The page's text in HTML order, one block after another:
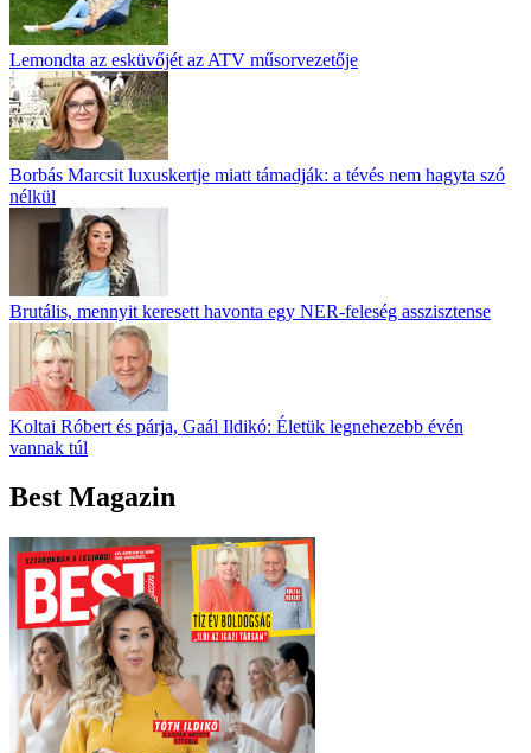
Lemondta az esküvőjét az ATV műsorvezetője
Borbás Marcsit luxuskertje miatt támadják: a tévés nem hagyta szó
nélkül
Brutális, mennyit keresett havonta egy NER-feleség asszisztense
Koltai Róbert és párja, Gaál Ildikó: Életük legnehezebb évén
vannak túl
Best Magazin